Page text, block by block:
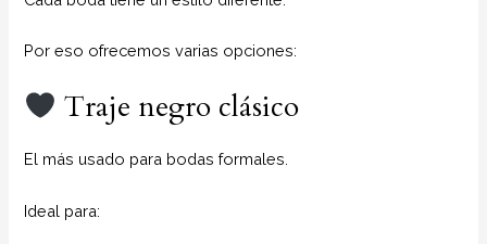
Por eso ofrecemos varias opciones:
Traje negro clásico
El más usado para bodas formales.
Ideal para: